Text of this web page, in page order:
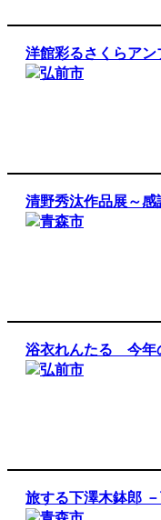
洋館彩るさくらアン
弘前市
清野秀汰作品展～感
青森市
浴衣れんたる 今年
弘前市
旅する下澤木鉢郎